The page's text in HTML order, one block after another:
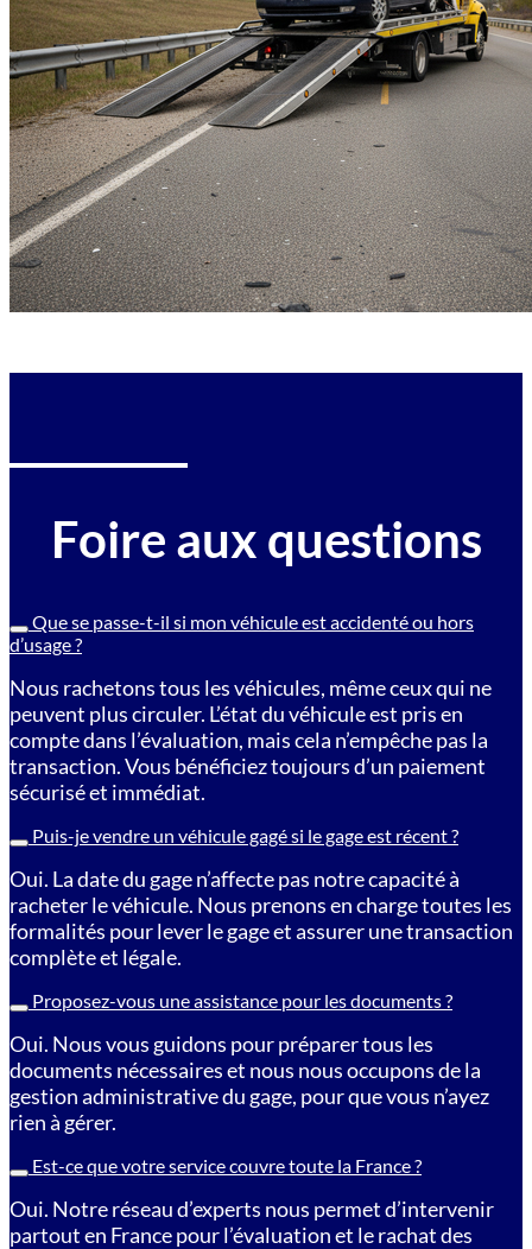
Foire aux questions
Que se passe-t-il si mon véhicule est accidenté ou hors
d’usage ?
Nous rachetons tous les véhicules, même ceux qui ne
peuvent plus circuler. L’état du véhicule est pris en
compte dans l’évaluation, mais cela n’empêche pas la
transaction. Vous bénéficiez toujours d’un paiement
sécurisé et immédiat.
Puis-je vendre un véhicule gagé si le gage est récent ?
Oui. La date du gage n’affecte pas notre capacité à
racheter le véhicule. Nous prenons en charge toutes les
formalités pour lever le gage et assurer une transaction
complète et légale.
Proposez-vous une assistance pour les documents ?
Oui. Nous vous guidons pour préparer tous les
documents nécessaires et nous nous occupons de la
gestion administrative du gage, pour que vous n’ayez
rien à gérer.
Est-ce que votre service couvre toute la France ?
Oui. Notre réseau d’experts nous permet d’intervenir
partout en France pour l’évaluation et le rachat des